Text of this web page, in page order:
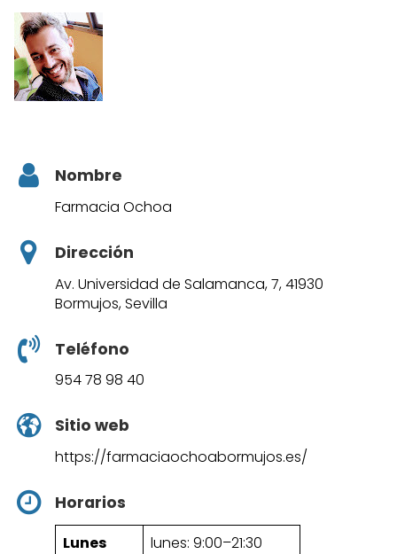
Nombre
Farmacia Ochoa
Dirección
Av. Universidad de Salamanca, 7, 41930
Bormujos, Sevilla
Teléfono
954 78 98 40
Sitio web
https://farmaciaochoabormujos.es/
Horarios
Lunes
lunes: 9:00–21:30